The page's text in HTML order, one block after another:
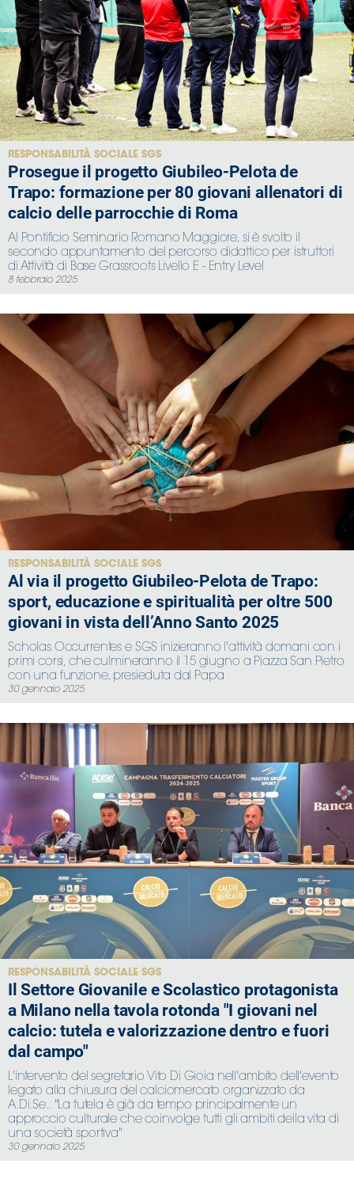
RESPONSABILITÀ SOCIALE SGS
Prosegue il progetto Giubileo-Pelota de
Trapo: formazione per 80 giovani allenatori di
calcio delle parrocchie di Roma
Al Pontificio Seminario Romano Maggiore, si è svolto il
secondo appuntamento del percorso didattico per istruttori
di Attività di Base Grassroots Livello E - Entry Level
8 febbraio 2025
RESPONSABILITÀ SOCIALE SGS
Al via il progetto Giubileo-Pelota de Trapo:
sport, educazione e spiritualità per oltre 500
giovani in vista dell’Anno Santo 2025
Scholas Occurrentes e SGS inizieranno l'attività domani con i
primi corsi, che culmineranno il 15 giugno a Piazza San Pietro
con una funzione, presieduta dal Papa
30 gennaio 2025
RESPONSABILITÀ SOCIALE SGS
Il Settore Giovanile e Scolastico protagonista
a Milano nella tavola rotonda "I giovani nel
calcio: tutela e valorizzazione dentro e fuori
dal campo"
L'intervento del segretario Vito Di Gioia nell'ambito dell'evento
legato alla chiusura del calciomercato organizzato da
A.Di.Se.: "La tutela è già da tempo principalmente un
approccio culturale che coinvolge tutti gli ambiti della vita di
una società sportiva"
30 gennaio 2025